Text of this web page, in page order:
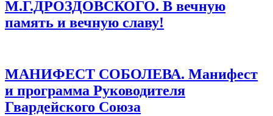
М.Г.ДРОЗДОВСКОГО. В вечную
память и вечную славу!
МАНИФЕСТ СОБОЛЕВА. Манифест
и программа Руководителя
Гвардейского Союза